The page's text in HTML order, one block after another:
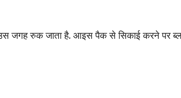
जगह रुक जाता है. आइस पैक से स‍िकाई करने पर